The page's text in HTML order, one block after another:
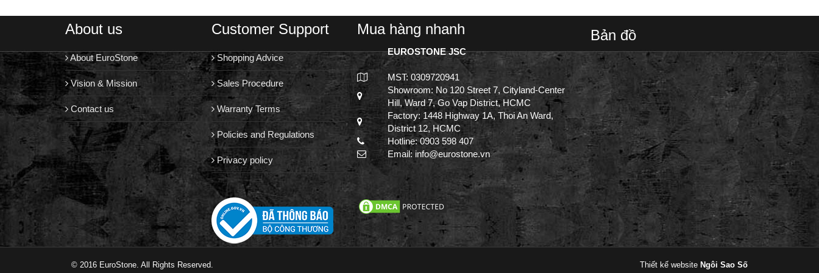
About us
About EuroStone
Vision & Mission
Contact us
Customer Support
Shopping Advice
Sales Procedure
Warranty Terms
Policies and Regulations
Privacy policy
Mua hàng nhanh
EUROSTONE JSC
MST: 0309720941
Showroom: No 120 Street 7, Cityland-Center
Hill, Ward 7, Go Vap District, HCMC
Factory: 1448 Highway 1A, Thoi An Ward,
District 12, HCMC
Hotline: 0903 598 407
Email: info@eurostone.vn
Bản đồ
© 2016 EuroStone. All Rights Reserved. Thiết kế website Ngôi Sao Số